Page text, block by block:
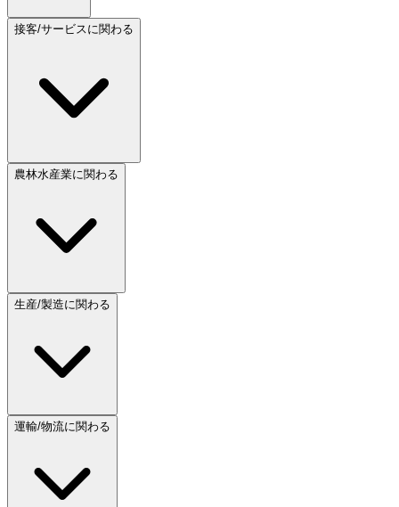
接客/サービスに関わる
農林水産業に関わる
生産/製造に関わる
運輸/物流に関わる